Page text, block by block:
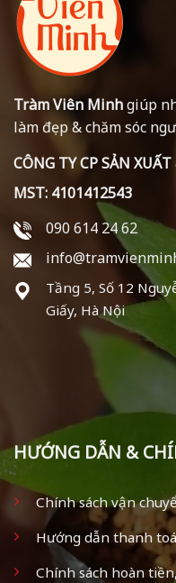
Tràm Viên Minhgiúp
làm đẹp & chăm sóc
CÔNG TY CP SẢN
MST: 4101412543
090 614 24 62
Tầng 5, Số 12
Giấy, Hà Nội
HƯỚNG DẪN &
Chính sách vận
Hướng dẫn thanh
Chính sách hoàn